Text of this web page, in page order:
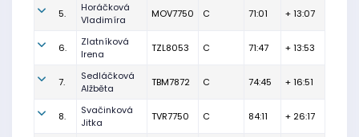
5.
Horáčková
Vladimíra
MOV7750 C 71:01 + 13:07
6.
Zlatníková
Irena
TZL8053 C 71:47 + 13:53
7.
Sedláčková
Alžběta
TBM7872 C 74:45 + 16:51
8.
Svačinková
Jitka
TVR7750 C 84:11 + 26:17